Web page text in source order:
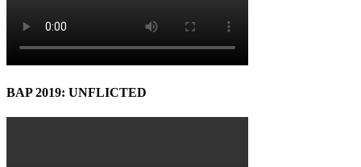
BAP 2019: UNFLICTED